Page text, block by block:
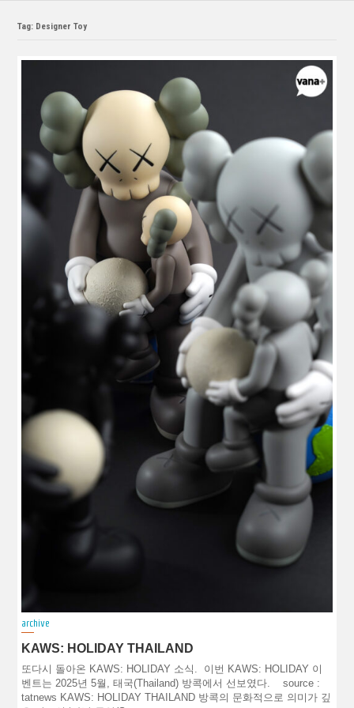
Tag: Designer Toy
archive
KAWS: HOLIDAY THAILAND
또다시 돌아온 KAWS: HOLIDAY 소식. 이번 KAWS: HOLIDAY 이
벤트는 2025년 5월, 태국(Thailand) 방콕에서 선보였다. source :
tatnews KAWS: HOLIDAY THAILAND 방콕의 문화적으로 의미가 깊